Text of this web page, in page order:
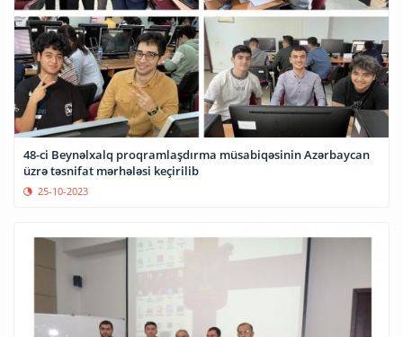
48-ci Beynəlxalq proqramlaşdırma müsabiqəsinin Azərbaycan
üzrə təsnifat mərhələsi keçirilib
25-10-2023